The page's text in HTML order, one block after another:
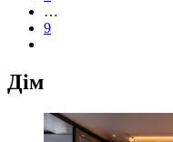
…
9
Дім